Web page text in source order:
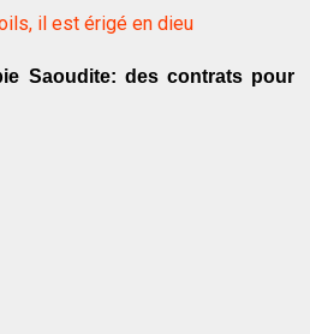
il est érigé en dieu
Saoudite: des contrats pour